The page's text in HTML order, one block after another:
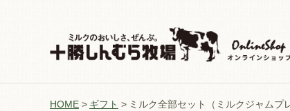
HOME ギフト ミルク全部セット（ミルクジャムプ